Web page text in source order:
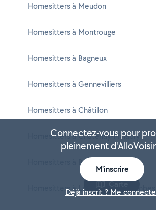
Homesitters à Meudon
Homesitters à Montrouge
Homesitters à Bagneux
Homesitters à Gennevilliers
Homesitters à Châtillon
Homesitters à Châtenay-Malabry
Homesitters à Bois-Colombes
Homesitters à La Garenne-Colombes
Carte
Connectez-vous pour
pleinement
M'inscrire
Déjà inscrit ? Me